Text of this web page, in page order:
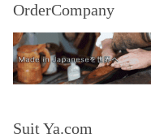
OrderCompany
Suit Ya.com